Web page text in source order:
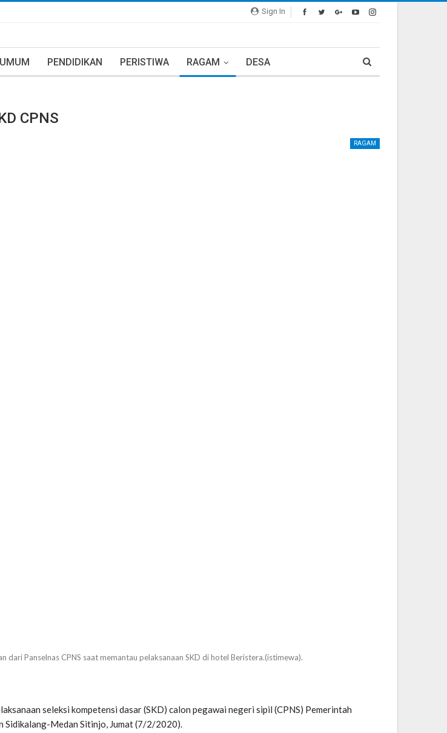
Sign In
PENDIDIKAN PERISTIWA RAGAM DESA
CPNS
RAGAM
dari Panselnas CPNS saat memantau pelaksanaan SKD di hotel Beristera.(istimewa).
seleksi kompetensi dasar (SKD) calon pegawai negeri sipil (CPNS) Pemerintah
Sidikalang-Medan Sitinjo, Jumat (7/2/2020).